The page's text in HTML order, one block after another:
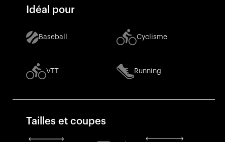
Idéal pour
Baseball Cyclisme
VTT Running
Tailles et coupes